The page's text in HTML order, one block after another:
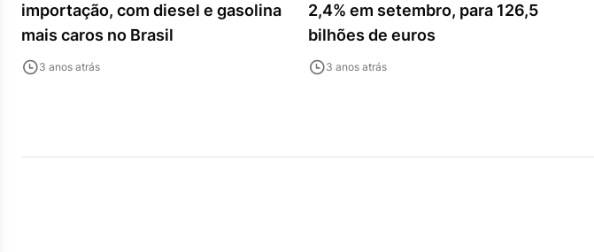
importação, com diesel e gasolina
mais caros no Brasil
3 anos atrás
2,4% em setembro, para 126,5
bilhões de euros
3 anos atrás